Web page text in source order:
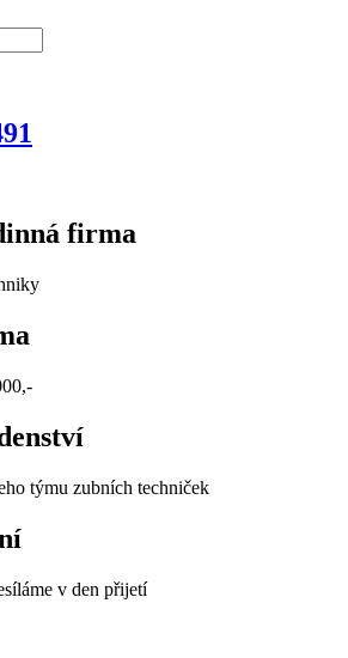
firma
týmu zubních techniček
v den přijetí